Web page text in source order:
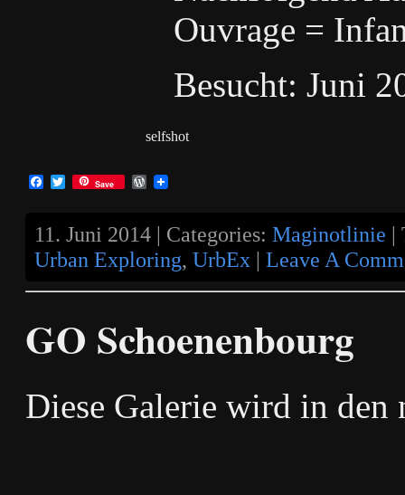
Ouvrage =
Besucht: Juni
selfshot
Facebook
TwitterSave WordPress
11. Juni 2014 | Categories: Maginotlinie |
Urban Exploring, UrbEx | Leave A
GO Schoenenbourg
Diese Galerie wird in den